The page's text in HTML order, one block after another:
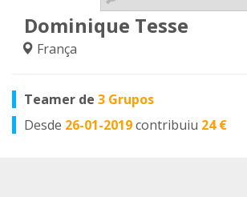
Dominique Tesse
França
Teamer de 3 Grupos
Desde 26-01-2019contribuiu 24 €